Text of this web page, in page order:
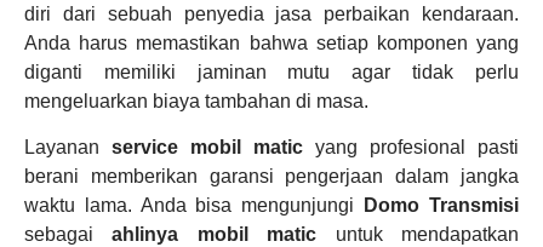
diri dari sebuah penyedia jasa perbaikan kendaraan.
Anda harus memastikan bahwa setiap komponen yang
diganti memiliki jaminan mutu agar tidak perlu
mengeluarkan biaya tambahan di masa.
Layanan service mobil matic yang profesional pasti
berani memberikan garansi pengerjaan dalam jangka
waktu lama. Anda bisa mengunjungi
Domo Transmisi
sebagaiahlinya mobil matic untuk mendapatkan